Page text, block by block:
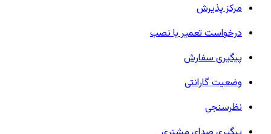
مرکز پذیرش
درخواست تعمیر یا نصب
پیگیری سفارش
وضعیت گارانتی
نظرسنجی